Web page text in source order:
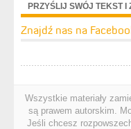
PRZYŚLIJ SWÓJ TEKST I
Znajdź nas na
Wszystkie materiały
są prawem autorskim.
Jeśli chcesz